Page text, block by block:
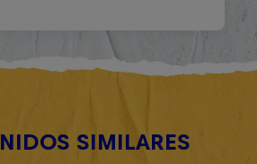
SIMILARES